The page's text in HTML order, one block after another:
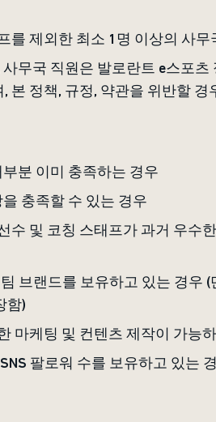
를 제외한 최소 1명 이상의 사
무국 직원은 발로란트 e스포츠
본 정책, 규정, 약관을 위반할
부분 이미 충족하는 경우
을 충족할 수 있는 경우
수 및 코칭 스태프가 과거 우수
브랜드를 보유하고 있는 경우
함)
마케팅 및 컨텐츠 제작이 가능
팔로워 수를 보유하고 있는